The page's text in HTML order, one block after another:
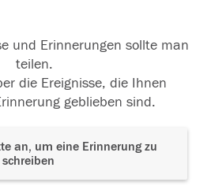
und Erinnerungen sollte man
teilen.
die Ereignisse, die Ihnen
geblieben sind.
an, um eine Erinnerung zu
schreiben